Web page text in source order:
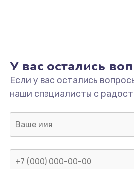
У вас остались
Если у вас остались
наши специалисты с